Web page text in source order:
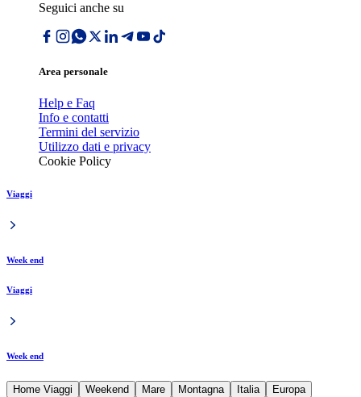
Seguici anche su
Area personale
Help e Faq
Info e contatti
Termini del servizio
Utilizzo dati e privacy
Cookie Policy
Viaggi
Week end
Viaggi
Week end
Home Viaggi Weekend Mare Montagna Italia
Europa